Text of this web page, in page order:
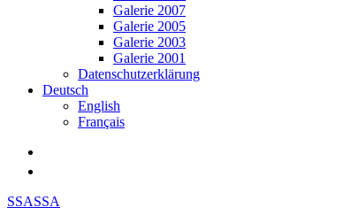
Galerie 2007
Galerie 2005
Galerie 2003
Galerie 2001
Datenschutzerklärung
Deutsch
English
Français
SSASSA